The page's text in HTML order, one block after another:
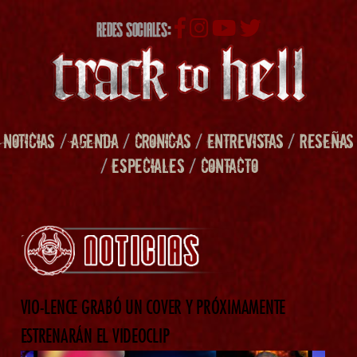
REDES SOCIALES:
NOTICIAS /AGENDA/ CRONICAS/ENTREVISTAS/RESEÑAS
/ESPECIALES/ CONTACTO
VIO-LENCE GRABÓ UN COVER Y PRÓXIMAMENTE
ESTRENARÁN EL VIDEOCLIP